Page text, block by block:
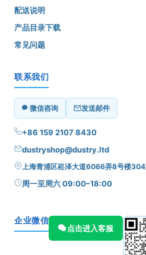
配送说明
产品目录下载
常见问题
联系我们
微信咨询 发送邮件
+86 159 2107 8430
dustryshop@dustry.ltd
上海青浦区崧泽大道6066弄8号楼
周一至周六 09:00–18:00
企业微信
点击进入客服